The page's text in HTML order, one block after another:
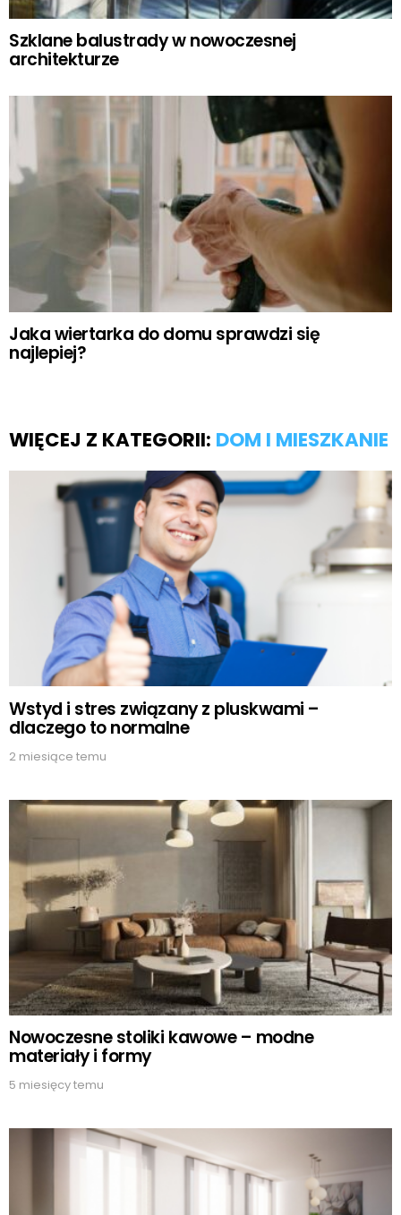
Szklane balustrady w nowoczesnej
architekturze
Jaka wiertarka do domu sprawdzi się
najlepiej?
WIĘCEJ Z KATEGORII: DOM I MIESZKANIE
Wstyd i stres związany z pluskwami –
dlaczego to normalne
2 miesiące temu
Nowoczesne stoliki kawowe – modne
materiały i formy
5 miesięcy temu